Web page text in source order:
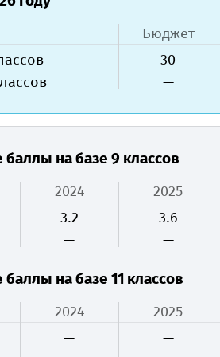
Бюджет
30
—
на базе 9 классов
2024
3.2
—
2025
3.6
—
на базе 11 классов
2024
—
2025
—